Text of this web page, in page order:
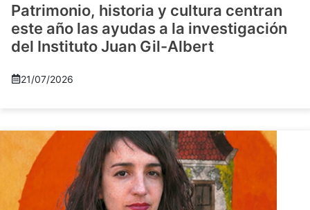
Patrimonio, historia y cultura centran
este año las ayudas a la investigación
del Instituto Juan Gil-Albert
21/07/2026